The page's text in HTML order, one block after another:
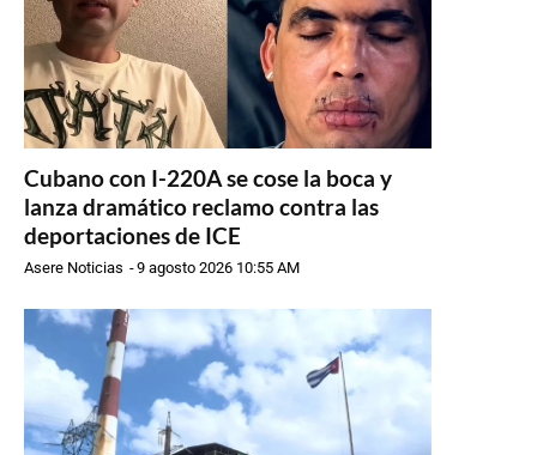
Cubano con I-220A se cose la boca y
lanza dramático reclamo contra las
deportaciones de ICE
Asere Noticias -9 agosto 2026 10:55 AM